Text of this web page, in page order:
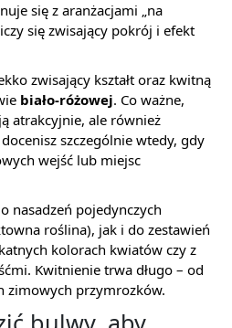
się z aranżacjami „na
się zwisający pokrój i efekt
zwisający kształt oraz kwitną
biało-różowej. Co ważne,
atrakcyjnie, ale również
szczególnie wtedy, gdy
wejść lub miejsc
nasadzeń pojedynczych
roślina), jak i do zestawień
kolorach kwiatów czy z
Kwitnienie trwa długo – od
zimowych przymrozków.